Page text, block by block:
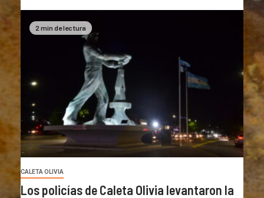
2 min de lectura
CALETA OLIVIA
Los policías de Caleta Olivia levantaron la